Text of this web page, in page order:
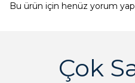
Bu ürün için henüz yorum
Çok